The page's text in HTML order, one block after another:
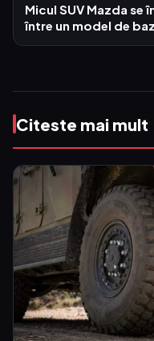
Micul SUV Mazda se
între un model de
Citeste mai mult